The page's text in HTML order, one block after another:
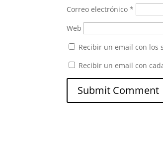
Correo electrónico*
Web
Recibir un email con los
Recibir un email con